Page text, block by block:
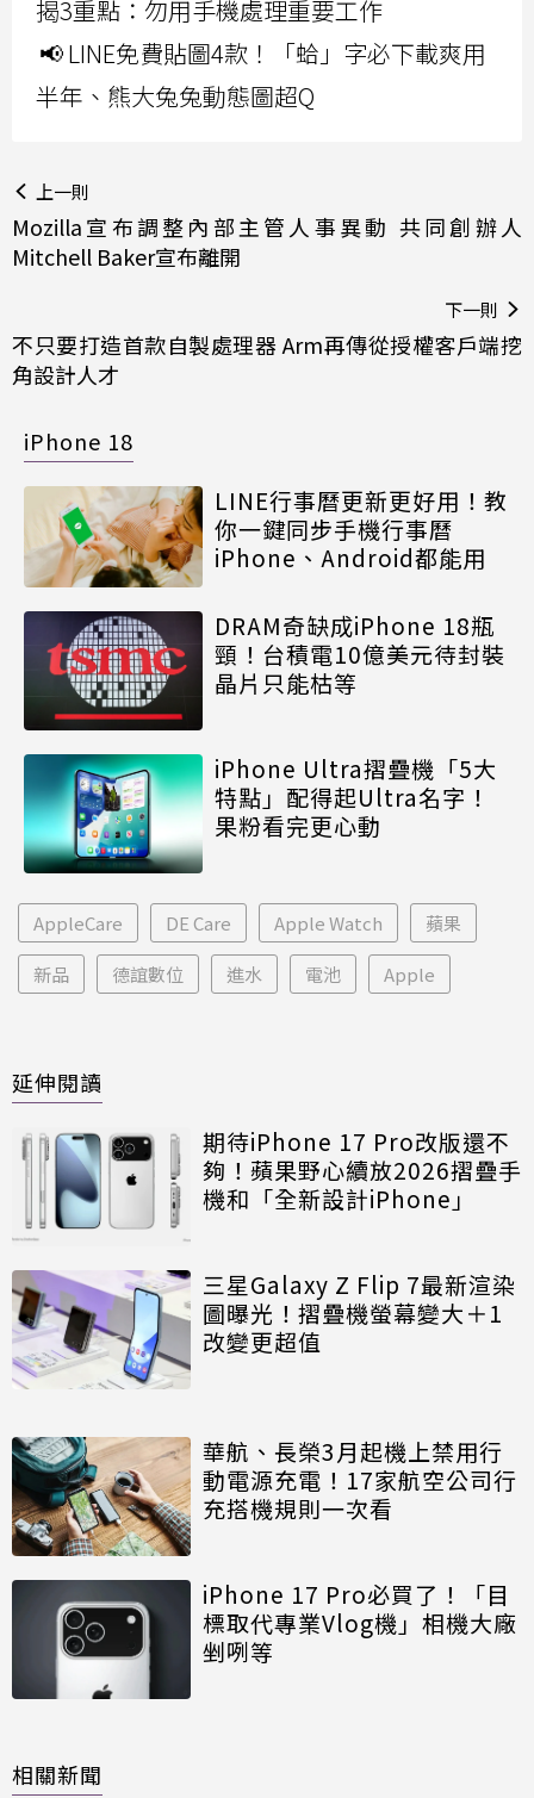
揭3重點：勿用手機處理重要工作
📢 LINE免費貼圖4款！「蛤」字必下載爽用
半年、熊大兔兔動態圖超Q
上一則
Mozilla宣布調整內部主管人事異動 共同創辦人
Mitchell Baker宣布離開
下一則
不只要打造首款自製處理器 Arm再傳從授權客戶端挖
角設計人才
iPhone 18
LINE行事曆更新更好用！教
你一鍵同步手機行事曆
iPhone、Android都能用
DRAM奇缺成iPhone 18瓶
頸！台積電10億美元待封裝
晶片只能枯等
iPhone Ultra摺疊機「5大
特點」配得起Ultra名字！
果粉看完更心動
AppleCare DE Care Apple Watch 蘋果
新品 德誼數位 進水 電池 Apple
延伸閱讀
期待iPhone 17 Pro改版還不
夠！蘋果野心續放2026摺疊手
機和「全新設計iPhone」
三星Galaxy Z Flip 7最新渲染
圖曝光！摺疊機螢幕變大＋1
改變更超值
華航、長榮3月起機上禁用行
動電源充電！17家航空公司行
充搭機規則一次看
iPhone 17 Pro必買了！「目
標取代專業Vlog機」相機大廠
剉咧等
相關新聞